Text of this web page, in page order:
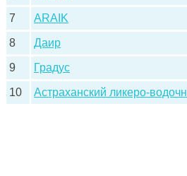
7 ARAIK
8 Даир
9 Градус
10 Астраханский ликеро-